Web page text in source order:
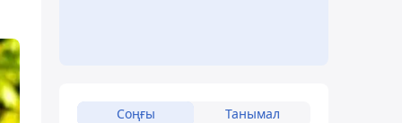
Соңғы Танымал